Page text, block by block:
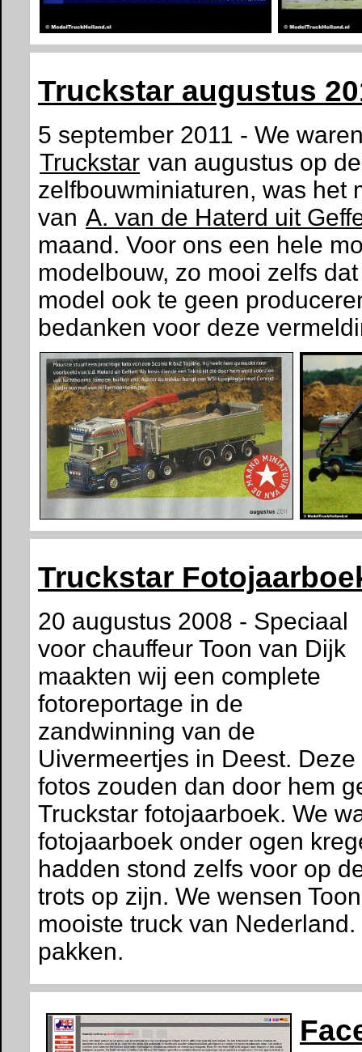
Truckstar augustus
5 september 2011 - We
Truckstar van augustus op
zelfbouwminiaturen, was het
van A. van de Haterd uit
maand. Voor ons een hele
modelbouw, zo mooi zelfs
model ook te geen
bedanken voor deze
Truckstar
20 augustus 2008 - Speciaal
voor chauffeur Toon van Dijk
maakten wij een complete
fotoreportage in de
zandwinning van de
Uivermeertjes in Deest. Deze
fotos zouden dan door hem
Truckstar fotojaarboek. We
fotojaarboek onder ogen
hadden stond zelfs voor op
trots op zijn. We wensen
mooiste truck van
pakken.